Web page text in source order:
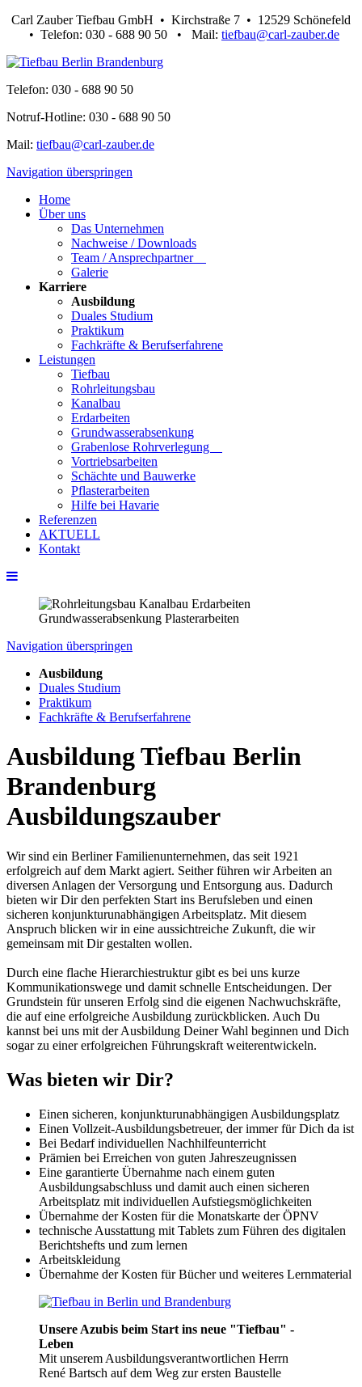
Carl Zauber Tiefbau GmbH • Kirchstraße 7 • 12529 Schönefeld
• Telefon: 030 - 688 90 50 • Mail: tiefbau@carl-zauber.de
Telefon: 030 - 688 90 50
Notruf-Hotline: 030 - 688 90 50
Mail: tiefbau@carl-zauber.de
Navigation überspringen
Home
Über uns
Das Unternehmen
Nachweise / Downloads
Team / Ansprechpartner
Galerie
Karriere
Ausbildung
Duales Studium
Praktikum
Fachkräfte & Berufserfahrene
Leistungen
Tiefbau
Rohrleitungsbau
Kanalbau
Erdarbeiten
Grundwasserabsenkung
Grabenlose Rohrverlegung
Vortriebsarbeiten
Schächte und Bauwerke
Pflasterarbeiten
Hilfe bei Havarie
Referenzen
AKTUELL
Kontakt
Navigation überspringen
Ausbildung
Duales Studium
Praktikum
Fachkräfte & Berufserfahrene
Ausbildung Tiefbau Berlin
Brandenburg
Ausbildungszauber
Wir sind ein Berliner Familienunternehmen, das seit 1921
erfolgreich auf dem Markt agiert. Seither führen wir Arbeiten an
diversen Anlagen der Versorgung und Entsorgung aus. Dadurch
bieten wir Dir den perfekten Start ins Berufsleben und einen
sicheren konjunkturunabhängigen Arbeitsplatz. Mit diesem
Anspruch blicken wir in eine aussichtreiche Zukunft, die wir
gemeinsam mit Dir gestalten wollen.
Durch eine flache Hierarchiestruktur gibt es bei uns kurze
Kommunikationswege und damit schnelle Entscheidungen. Der
Grundstein für unseren Erfolg sind die eigenen Nachwuchskräfte,
die auf eine erfolgreiche Ausbildung zurückblicken. Auch Du
kannst bei uns mit der Ausbildung Deiner Wahl beginnen und Dich
sogar zu einer erfolgreichen Führungskraft weiterentwickeln.
Was bieten wir Dir?
Einen sicheren, konjunkturunabhängigen Ausbildungsplatz
Einen Vollzeit-Ausbildungsbetreuer, der immer für Dich da ist
Bei Bedarf individuellen Nachhilfeunterricht
Prämien bei Erreichen von guten Jahreszeugnissen
Eine garantierte Übernahme nach einem guten
Ausbildungsabschluss und damit auch einen sicheren
Arbeitsplatz mit individuellen Aufstiegsmöglichkeiten
Übernahme der Kosten für die Monatskarte der ÖPNV
technische Ausstattung mit Tablets zum Führen des digitalen
Berichtshefts und zum lernen
Arbeitskleidung
Übernahme der Kosten für Bücher und weiteres Lernmaterial
Unsere Azubis beim Start ins neue "Tiefbau" -
Leben
Mit unserem Ausbildungsverantwortlichen Herrn
René Bartsch auf dem Weg zur ersten Baustelle